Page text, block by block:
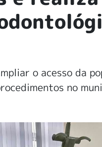
o acesso da
no